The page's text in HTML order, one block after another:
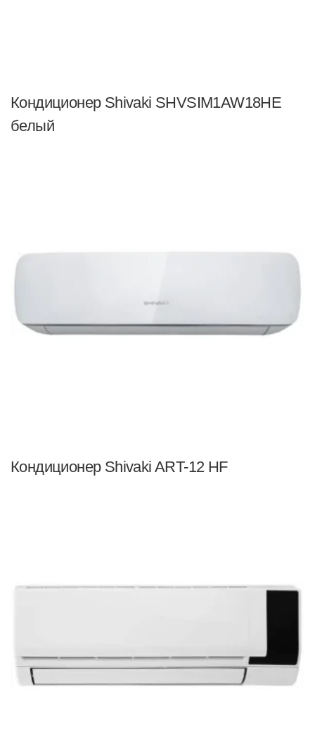
Кондиционер Shivaki SHVSIM1AW18HE
белый
Кондиционер Shivaki ART-12 HF